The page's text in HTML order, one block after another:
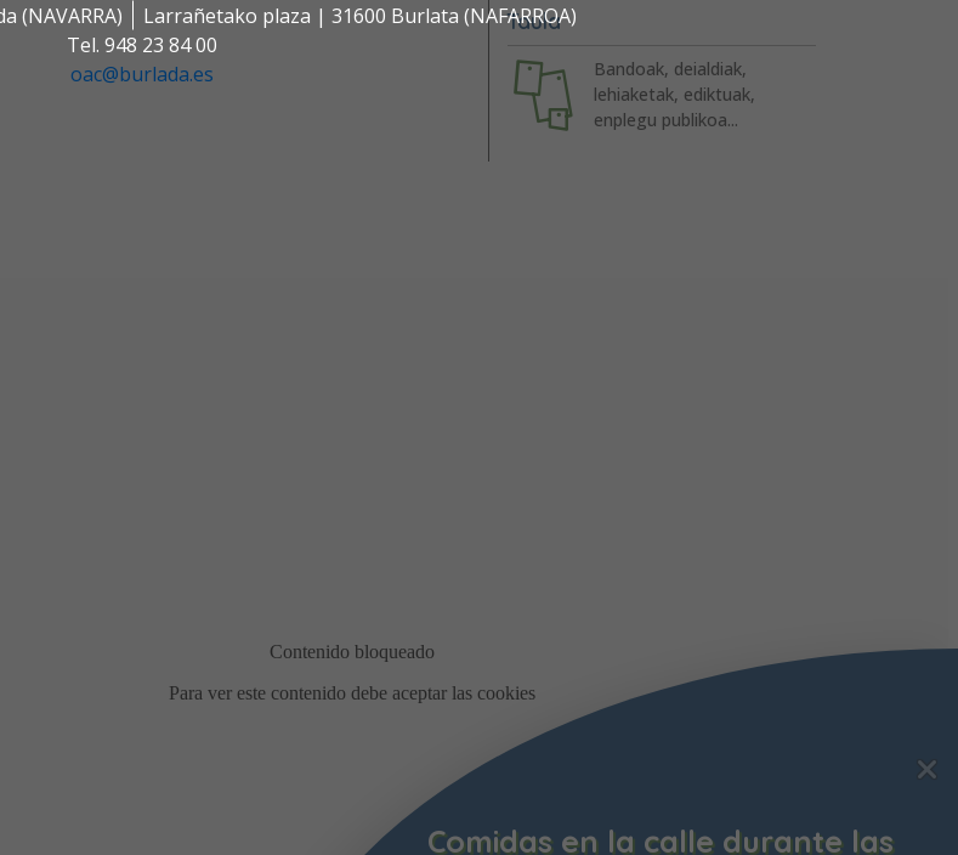
(NAVARRA)
Larrañetako plaza | 31600 Burlata (NAFARROA)
Tel. 948 23 84 00
oac@burlada.es
Comidas en la calle durante las
Taula
Bandoak, deialdiak,
lehiaketak, ediktuak,
enplegu publikoa...